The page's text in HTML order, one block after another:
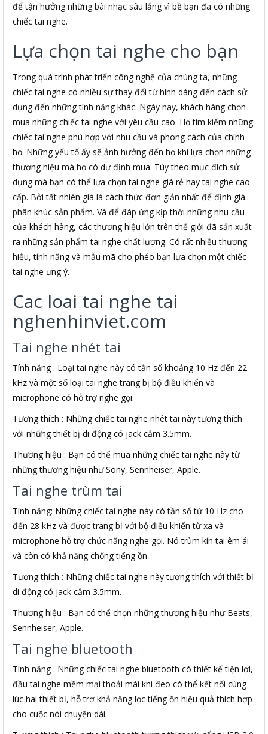
để tận hưởng những bài nhạc sâu lắng vì bề bạn đã có những
chiếc tai nghe.
Lựa chọn tai nghe cho bạn
Trong quá trình phát triển công nghệ của chúng ta, những
chiếc tai nghe có nhiều sự thay đổi từ hình dáng đến cách sử
dụng đến những tính năng khác. Ngày nay, khách hàng chọn
mua những chiếc tai nghe với yêu cầu cao. Họ tìm kiếm những
chiếc tai nghe phù hợp với nhu cầu và phong cách của chính
họ. Những yếu tố ấy sẽ ảnh hưởng đến họ khi lựa chọn những
thương hiệu mà họ có dự định mua. Tùy theo mục đích sử
dụng mà bạn có thể lựa chọn tai nghe giá rẻ hay tai nghe cao
cấp. Bởi tất nhiên giá là cách thức đơn giản nhất để định giá
phân khúc sản phẩm. Và để đáp ứng kịp thời những nhu cầu
của khách hàng, các thương hiệu lớn trên thế giới đã sản xuất
ra những sản phẩm tai nghe chất lượng. Có rất nhiều thương
hiệu, tính năng và mẫu mã cho phéo bạn lựa chọn một chiếc
tai nghe ưng ý.
Cac loai tai nghe tai
nghenhinviet.com
Tai nghe nhét tai
Tính năng : Loại tai nghe này có tần số khoảng 10 Hz đến 22
kHz và một số loại tai nghe trang bị bộ điều khiển và
microphone có hỗ trợ nghe gọi.
Tương thích : Những chiếc tai nghe nhét tai này tương thích
với những thiết bị di động có jack cắm 3.5mm.
Thương hiệu : Bạn có thể mua những chiếc tai nghe này từ
những thương hiệu như Sony, Sennheiser, Apple.
Tai nghe trùm tai
Tính năng: Những chiếc tai nghe này có tần số từ 10 Hz cho
đến 28 kHz và được trang bị với bộ điều khiển từ xa và
microphone hỗ trợ chức năng nghe gọi. Nó trùm kín tai êm ái
và còn có khả năng chống tiếng ồn
Tương thích : Những chiếc tai nghe này tương thích với thiết bị
di động có jack cắm 3.5mm.
Thương hiệu : Bạn có thể chọn những thương hiệu như Beats,
Sennheiser, Apple.
Tai nghe bluetooth
Tính năng : Những chiếc tai nghe bluetooth có thiết kế tiện lợi,
đầu tai nghe mềm mại thoải mái khi đeo có thể kết nối cùng
lúc hai thiết bị, hỗ trợ khả năng lọc tiếng ồn hiệu quả thích hợp
cho cuộc nói chuyện dài.